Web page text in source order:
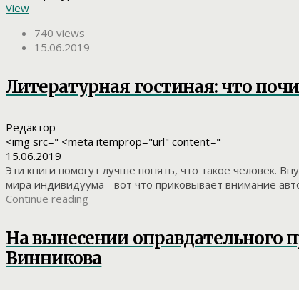
View
740 views
15.06.2019
Литературная гостиная: что
Редактор
<img src=" <meta itemprop="url" content="
15.06.2019
Эти книги помогут лучше понять, что такое человек.
мира индивидуума - вот что приковывает внимание
Continue reading
На вынесении оправдательного
Винникова